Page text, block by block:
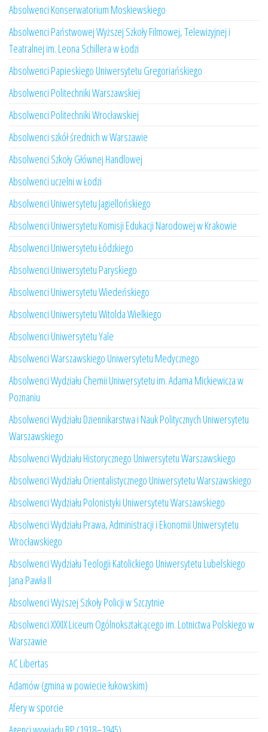
Absolwenci Konserwatorium Moskiewskiego
Absolwenci Państwowej Wyższej Szkoły Filmowej, Telewizyjnej i
Teatralnej im. Leona Schillera w Łodzi
Absolwenci Papieskiego Uniwersytetu Gregoriańskiego
Absolwenci Politechniki Warszawskiej
Absolwenci Politechniki Wrocławskiej
Absolwenci szkół średnich w Warszawie
Absolwenci Szkoły Głównej Handlowej
Absolwenci uczelni w Łodzi
Absolwenci Uniwersytetu Jagiellońskiego
Absolwenci Uniwersytetu Komisji Edukacji Narodowej w Krakowie
Absolwenci Uniwersytetu Łódzkiego
Absolwenci Uniwersytetu Paryskiego
Absolwenci Uniwersytetu Wiedeńskiego
Absolwenci Uniwersytetu Witolda Wielkiego
Absolwenci Uniwersytetu Yale
Absolwenci Warszawskiego Uniwersytetu Medycznego
Absolwenci Wydziału Chemii Uniwersytetu im. Adama Mickiewicza w
Poznaniu
Absolwenci Wydziału Dziennikarstwa i Nauk Politycznych Uniwersytetu
Warszawskiego
Absolwenci Wydziału Historycznego Uniwersytetu Warszawskiego
Absolwenci Wydziału Orientalistycznego Uniwersytetu Warszawskiego
Absolwenci Wydziału Polonistyki Uniwersytetu Warszawskiego
Absolwenci Wydziału Prawa, Administracji i Ekonomii Uniwersytetu
Wrocławskiego
Absolwenci Wydziału Teologii Katolickiego Uniwersytetu Lubelskiego
Jana Pawła II
Absolwenci Wyższej Szkoły Policji w Szczytnie
Absolwenci XXXIX Liceum Ogólnokształcącego im. Lotnictwa Polskiego w
Warszawie
AC Libertas
Adamów (gmina w powiecie łukowskim)
Afery w sporcie